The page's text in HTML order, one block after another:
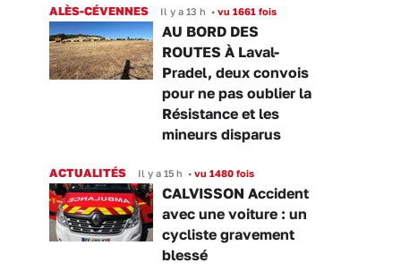
ALÈS-CÉVENNES Il y a 13 h • vu 1661 fois
AU BORD DES
ROUTES À Laval-
Pradel, deux convois
pour ne pas oublier la
Résistance et les
mineurs disparus
ACTUALITÉS Il y a 15 h • vu 1480 fois
CALVISSON Accident
avec une voiture : un
cycliste gravement
blessé